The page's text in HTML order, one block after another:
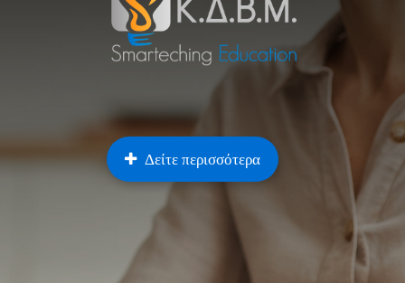
Δείτε περισσότερα